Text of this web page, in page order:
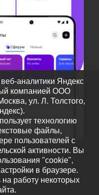
детей Тамбовской
аналитики Яндекс
компанией ООО
ул. Л. Толстого,
технологию
файлы,
пользователей с
активности. Вы
"cookie",
в браузере.
работу некоторых